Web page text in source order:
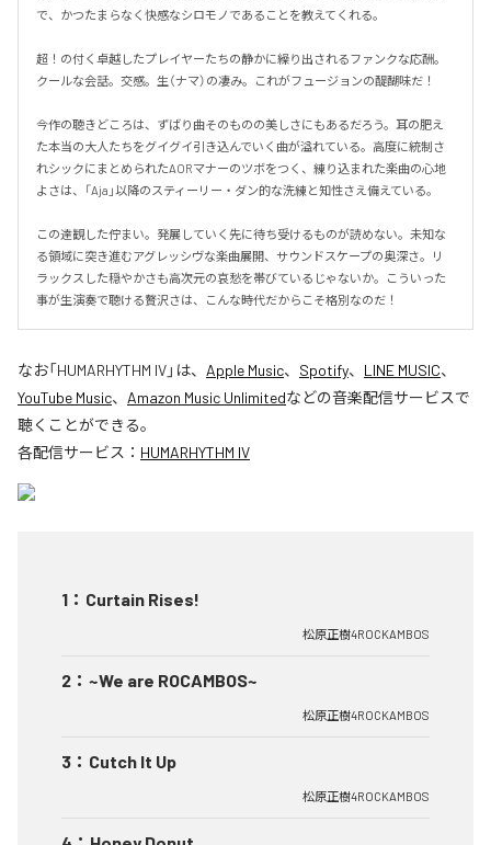
で、かつたまらなく快感なシロモノであることを教えてくれる。
超！の付く卓越したプレイヤーたちの静かに繰り出されるファンクな応酬。
クールな会話。交感。生（ナマ）の凄み。これがフュージョンの醍醐味だ！
今作の聴きどころは、ずばり曲そのものの美しさにもあるだろう。耳の肥え
た本当の大人たちをグイグイ引き込んでいく曲が溢れている。高度に統制さ
れシックにまとめられたAORマナーのツボをつく、練り込まれた楽曲の心地
よさは、「Aja」以降のスティーリー・ダン的な洗練と知性さえ備えている。
この達観した佇まい。発展していく先に待ち受けるものが読めない。未知な
る領域に突き進むアグレッシヴな楽曲展開、サウンドスケープの奥深さ。リ
ラックスした穏やかさも高次元の哀愁を帯びているじゃないか。こういった
事が生演奏で聴ける贅沢さは、こんな時代だからこそ格別なのだ！
なお「HUMARHYTHM IV」は、 Apple Music、 Spotify、 LINE MUSIC、
YouTube Music、 Amazon Music Unlimitedなどの音楽配信サービスで
聴くことができる。
各配信サービス： HUMARHYTHM IV
1 ： Curtain Rises!
松原正樹4ROCKAMBOS
2 ： ~We are ROCAMBOS~
松原正樹4ROCKAMBOS
3 ： Cutch It Up
松原正樹4ROCKAMBOS